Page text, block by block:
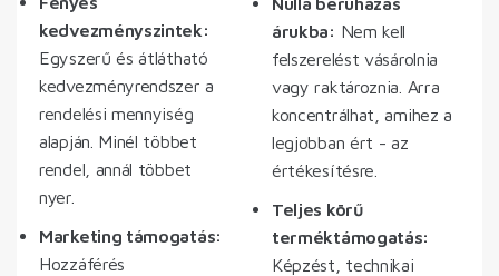
kedvezményszintek:
Egyszerű és átlátható
kedvezményrendszer a
rendelési mennyiség
alapján. Minél többet
rendel, annál többet
nyer.
Marketing támogatás:
Hozzáférés
árukba: Nem kell
felszerelést vásárolnia
vagy raktároznia. Arra
koncentrálhat, amihez a
legjobban ért - az
értékesítésre.
Teljes körű
terméktámogatás:
Képzést, technikai